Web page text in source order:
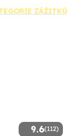
ZÁŽITKŮ
9.6(112)